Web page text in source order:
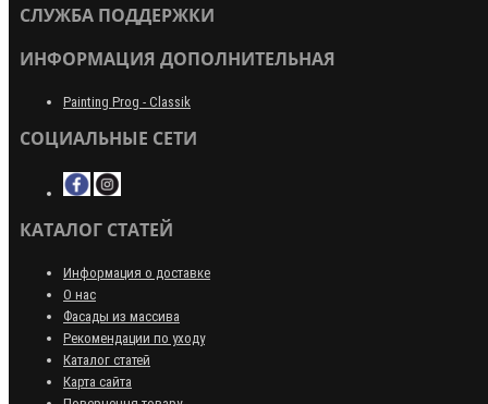
СЛУЖБА ПОДДЕРЖКИ
ИНФОРМАЦИЯ ДОПОЛНИТЕЛЬНАЯ
Painting Prog - Classik
СОЦИАЛЬНЫЕ СЕТИ
КАТАЛОГ СТАТЕЙ
Информация о доставке
О нас
Фасады из массива
Рекомендации по уходу
Каталог статей
Карта сайта